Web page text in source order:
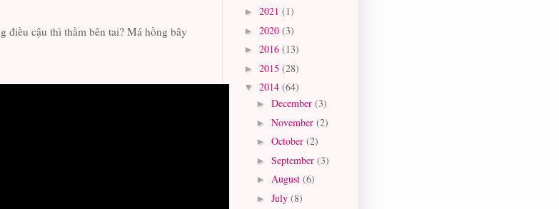
điều cậu thì thầm bên tai? Má hồng bây
► 2021 (1)
► 2020 (3)
► 2016 (13)
► 2015 (28)
▼ 2014 (64)
► December (3)
► November (2)
► October (2)
► September (3)
► August (6)
► July (8)